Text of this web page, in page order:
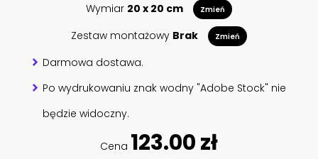
Wymiar 20 x 20 cm Zmień
Zestaw montażowy Brak Zmień
Darmowa dostawa.
Po wydrukowaniu znak wodny "Adobe Stock" nie
będzie widoczny.
Cena 123.00 zł